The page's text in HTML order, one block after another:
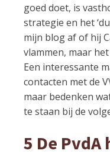
goed doet, is
strategie en het
mijn blog af of hij
vlammen, maar
Een interessante
contacten met de
maar bedenken
te staan bij de
5 De